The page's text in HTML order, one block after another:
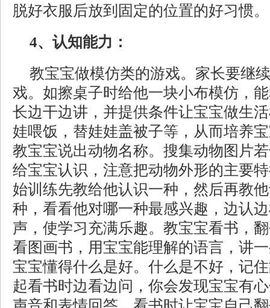
脱好衣服后放到固定的位置的好习惯。
4、认知能力：
教宝宝做模仿类的游戏。家长要继
戏。如擦桌子时给他一块小布模仿，
长边干边讲，并提供条件让宝宝做生
娃喂饭，替娃娃盖被子等，从而培养
教宝宝说出动物名称。搜集动物图片
给宝宝认识，注意把动物外形的主要
始训练先教给他认识一种，然后再教
种，看看他对哪一种最感兴趣，边认
声，使学习充满乐趣。教宝宝看书，
看图画书，用宝宝能理解的语言，讲
宝宝懂得什么是好。什么是不好，记
起看书时边看边问，你会发现宝宝有